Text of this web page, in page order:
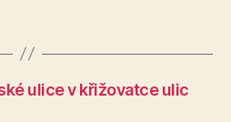
ulice v křižovatce ulic